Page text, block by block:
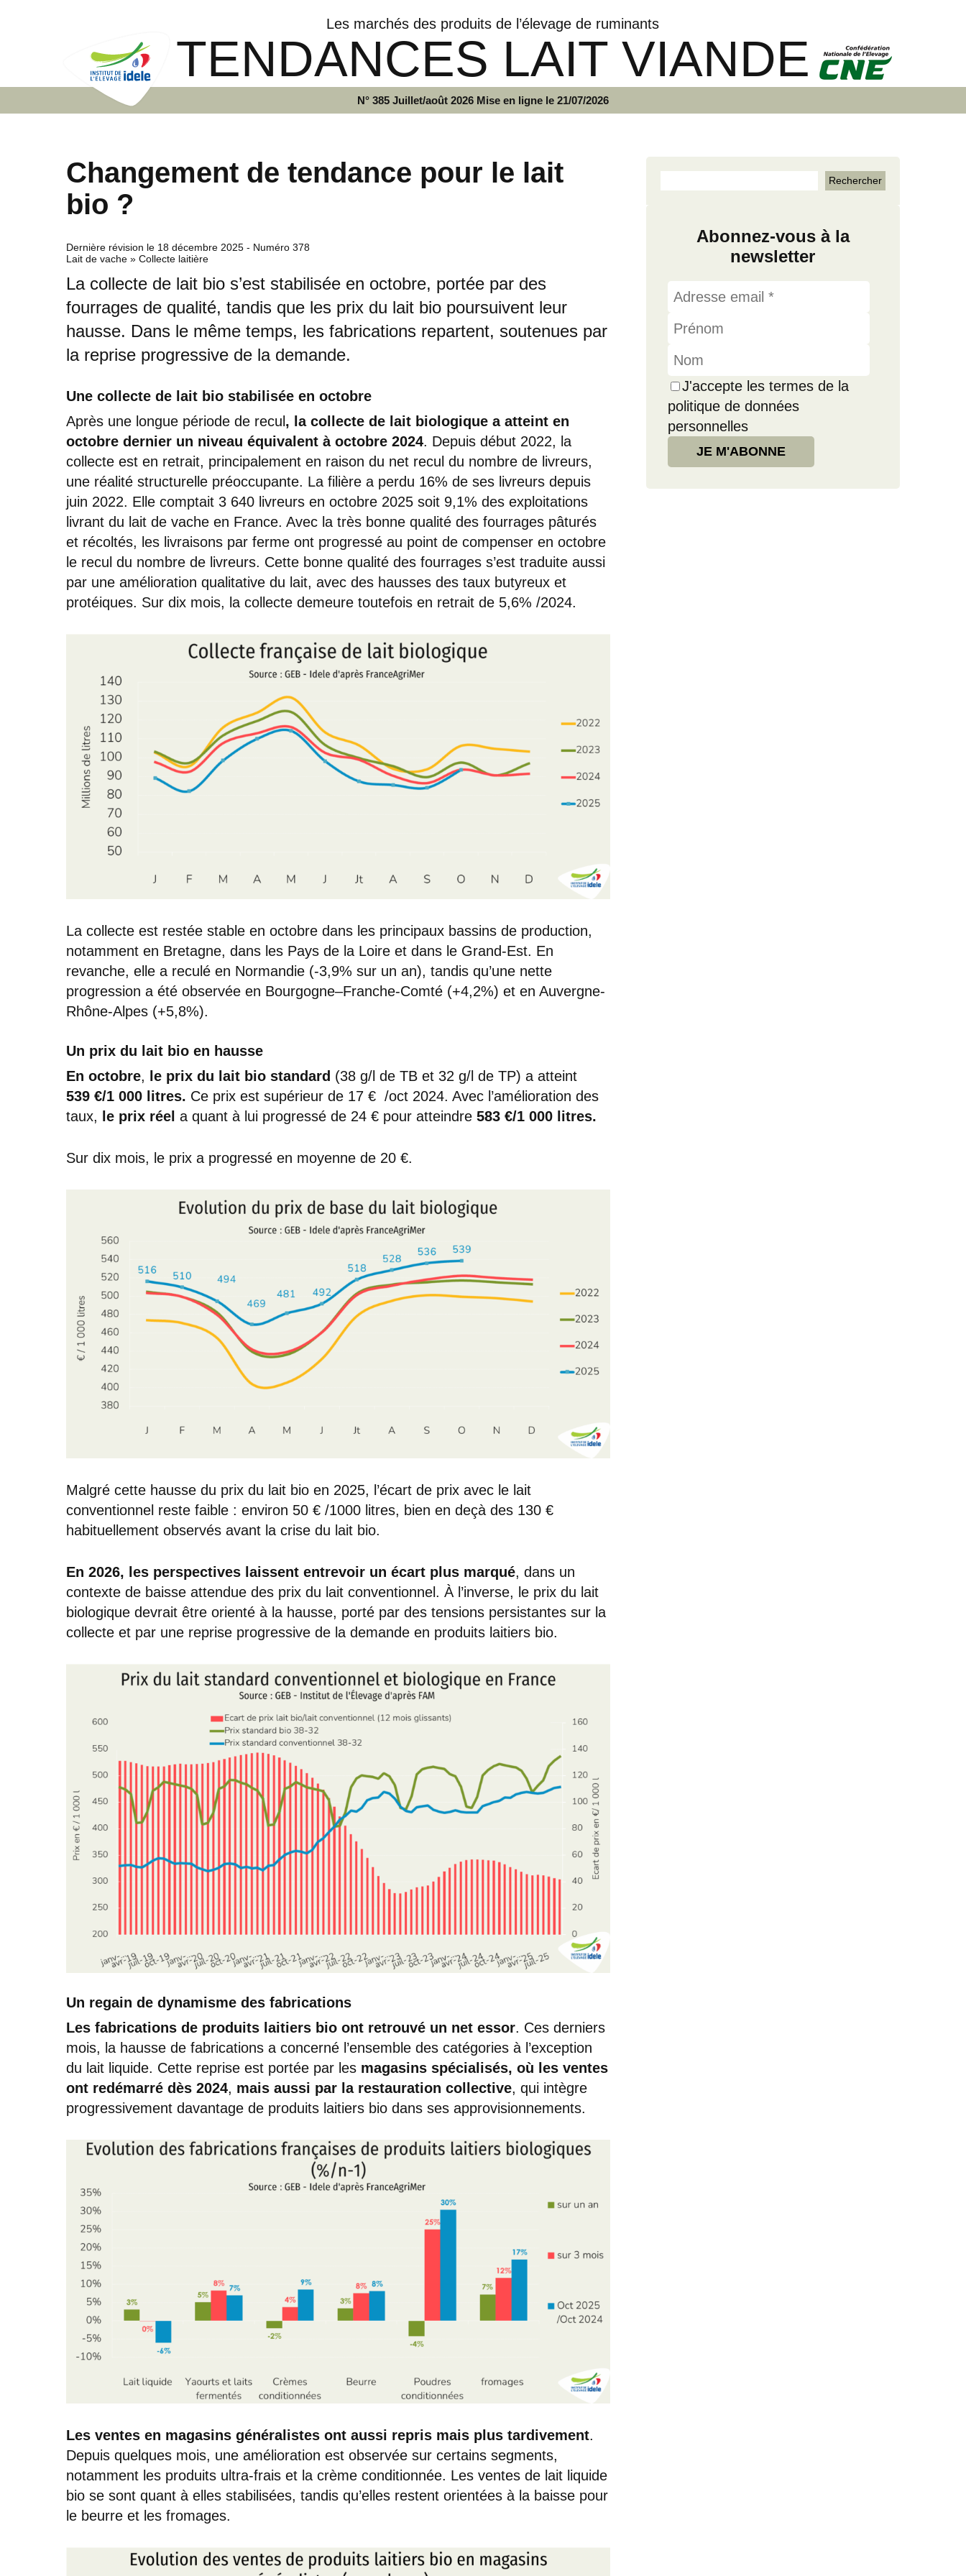
Les marchés des produits de l’élevage de ruminants
TENDANCES LAIT VIANDE
N° 385 Juillet/août 2026 Mise en ligne le 21/07/2026
Changement de tendance pour le lait
bio ?
Dernière révision le 18 décembre 2025 - Numéro 378
Lait de vache » Collecte laitière
La collecte de lait bio s’est stabilisée en octobre, portée par des
fourrages de qualité, tandis que les prix du lait bio poursuivent leur
hausse. Dans le même temps, les fabrications repartent, soutenues par
la reprise progressive de la demande.
Une collecte de lait bio stabilisée en octobre
Après une longue période de recul, la collecte de lait biologique a atteint en
octobre dernier un niveau équivalent à octobre 2024. Depuis début 2022, la
collecte est en retrait, principalement en raison du net recul du nombre de livreurs,
une réalité structurelle préoccupante. La filière a perdu 16% de ses livreurs depuis
juin 2022. Elle comptait 3 640 livreurs en octobre 2025 soit 9,1% des exploitations
livrant du lait de vache en France. Avec la très bonne qualité des fourrages pâturés
et récoltés, les livraisons par ferme ont progressé au point de compenser en octobre
le recul du nombre de livreurs. Cette bonne qualité des fourrages s’est traduite aussi
par une amélioration qualitative du lait, avec des hausses des taux butyreux et
protéiques. Sur dix mois, la collecte demeure toutefois en retrait de 5,6% /2024.
La collecte est restée stable en octobre dans les principaux bassins de production,
notamment en Bretagne, dans les Pays de la Loire et dans le Grand-Est. En
revanche, elle a reculé en Normandie (-3,9% sur un an), tandis qu’une nette
progression a été observée en Bourgogne–Franche-Comté (+4,2%) et en Auvergne-
Rhône-Alpes (+5,8%).
Un prix du lait bio en hausse
En octobre, le prix du lait bio standard (38 g/l de TB et 32 g/l de TP) a atteint
539 €/1 000 litres. Ce prix est supérieur de 17 € /oct 2024. Avec l’amélioration des
taux,
le prix réel a quant à lui progressé de 24 € pour atteindre 583 €/1 000 litres.
Sur dix mois, le prix a progressé en moyenne de 20 €.
Malgré cette hausse du prix du lait bio en 2025, l’écart de prix avec le lait
conventionnel reste faible : environ 50 € /1000 litres, bien en deçà des 130 €
habituellement observés avant la crise du lait bio.
En 2026, les perspectives laissent entrevoir un écart plus marqué, dans un
contexte de baisse attendue des prix du lait conventionnel. À l’inverse, le prix du lait
biologique devrait être orienté à la hausse, porté par des tensions persistantes sur la
collecte et par une reprise progressive de la demande en produits laitiers bio.
Un regain de dynamisme des fabrications
Les fabrications de produits laitiers bio ont retrouvé un net essor. Ces derniers
mois, la hausse de fabrications a concerné l’ensemble des catégories à l’exception
du lait liquide. Cette reprise est portée par les magasins spécialisés, où les ventes
ont redémarré dès 2024, mais aussi par la restauration collective, qui intègre
progressivement davantage de produits laitiers bio dans ses approvisionnements.
Les ventes en magasins généralistes ont aussi repris mais plus tardivement.
Depuis quelques mois, une amélioration est observée sur certains segments,
notamment les produits ultra-frais et la crème conditionnée. Les ventes de lait liquide
bio se sont quant à elles stabilisées, tandis qu’elles restent orientées à la baisse pour
le beurre et les fromages.
Abonnez-vous à la
newsletter
J'accepte les termes de la
politique de données
personnelles